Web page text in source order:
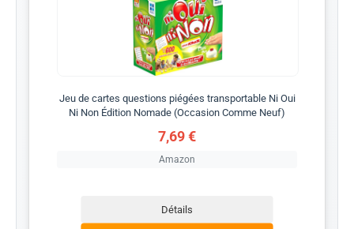
Jeu de cartes questions piégées transportable Ni Oui
Ni Non Édition Nomade (Occasion Comme Neuf)
7,69 €
Amazon
Détails